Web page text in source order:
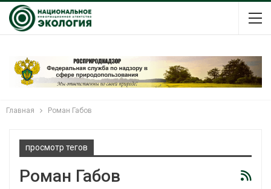
Главная Роман Габов
просмотр тегов
Роман Габов